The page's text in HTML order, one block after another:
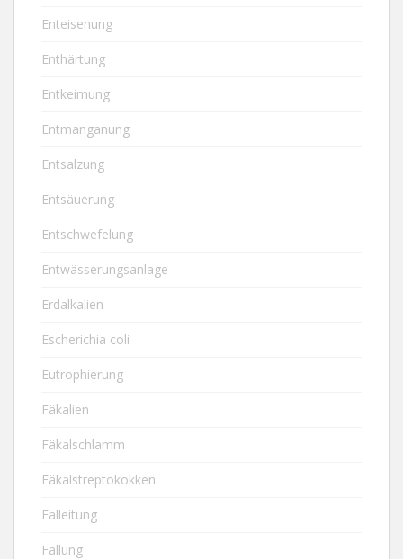
Enteisenung
Enthärtung
Entkeimung
Entmanganung
Entsalzung
Entsäuerung
Entschwefelung
Entwässerungsanlage
Erdalkalien
Escherichia coli
Eutrophierung
Fäkalien
Fäkalschlamm
Fäkalstreptokokken
Falleitung
Fällung